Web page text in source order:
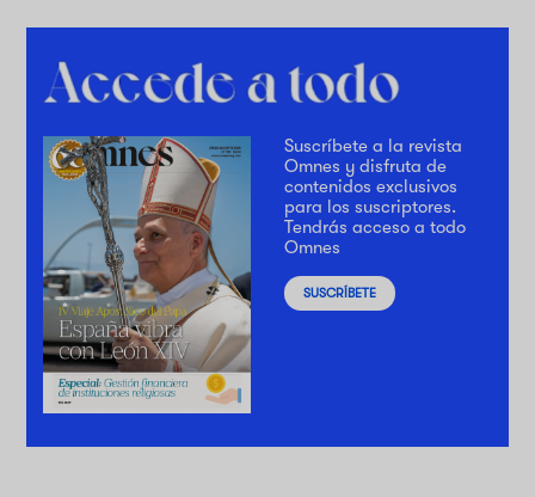
Suscríbete a la revista
Omnes y disfruta de
contenidos exclusivos
para los suscriptores.
Tendrás acceso a todo
Omnes
SUSCRÍBETE